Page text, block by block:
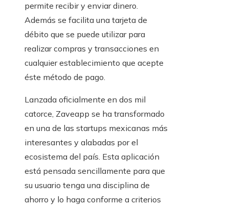
permite recibir y enviar dinero.
Además se facilita una tarjeta de
débito que se puede utilizar para
realizar compras y transacciones en
cualquier establecimiento que acepte
éste método de pago.
Lanzada oficialmente en dos mil
catorce, Zaveapp se ha transformado
en una de las startups mexicanas más
interesantes y alabadas por el
ecosistema del país. Esta aplicación
está pensada sencillamente para que
su usuario tenga una disciplina de
ahorro y lo haga conforme a criterios